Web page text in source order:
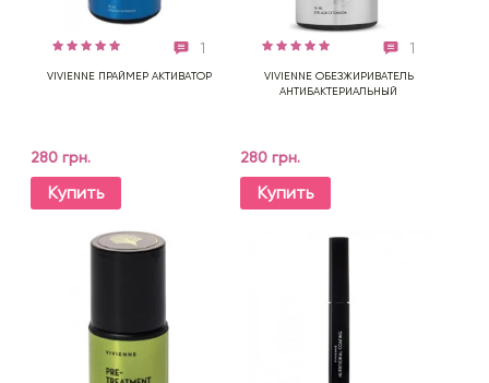
1
VIVIENNE ПРАЙМЕР АКТИВАТОР
280 грн.
Купить
1
VIVIENNE ОБЕЗЖИРИВАТЕЛЬ
АНТИБАКТЕРИАЛЬНЫЙ
280 грн.
Купить